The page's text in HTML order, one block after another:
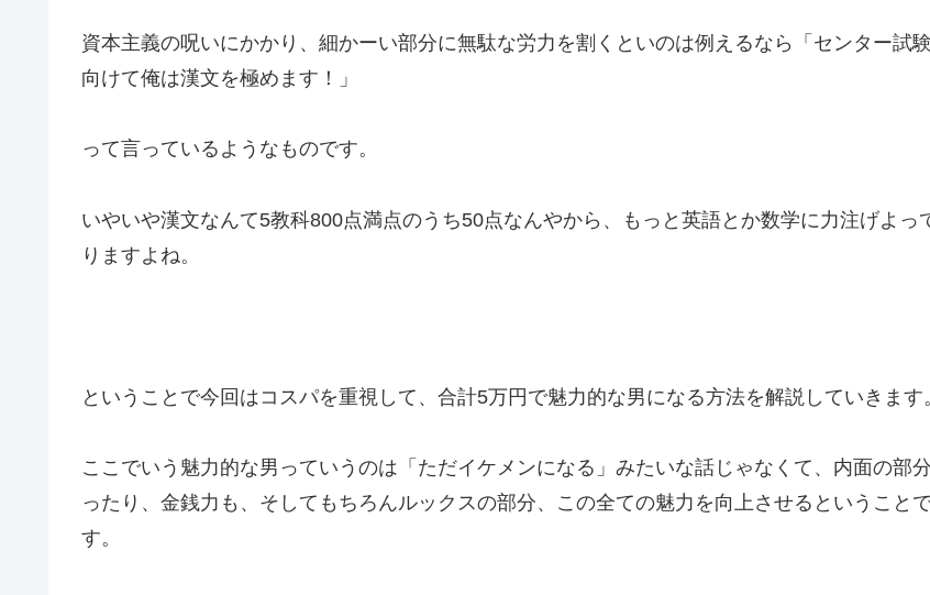
資本主義の呪いにかかり、細かーい部分に無駄な労力を割くといのは例えるなら「センター試
向けて俺は漢文を極めます！」
って言っているようなものです。
いやいや漢文なんて5教科800点満点のうち50点なんやから、もっと英語とか数学に力注げよっ
りますよね。
ということで今回はコスパを重視して、合計5万円で魅力的な男になる方法を解説していきます
ここでいう魅力的な男っていうのは「ただイケメンになる」みたいな話じゃなくて、内面の部
ったり、金銭力も、そしてもちろんルックスの部分、この全ての魅力を向上させるということ
す。